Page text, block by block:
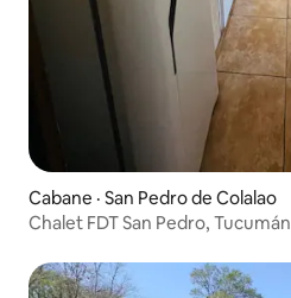
Cabane · San Pedro de Colalao
Chalet FDT San Pedro, Tucumán